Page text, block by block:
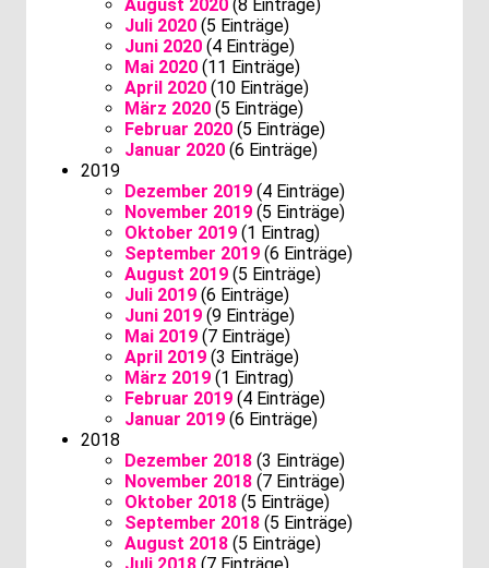
August 2020 (8 Einträge)
Juli 2020 (5 Einträge)
Juni 2020 (4 Einträge)
Mai 2020 (11 Einträge)
April 2020 (10 Einträge)
März 2020 (5 Einträge)
Februar 2020 (5 Einträge)
Januar 2020 (6 Einträge)
2019
Dezember 2019 (4 Einträge)
November 2019 (5 Einträge)
Oktober 2019 (1 Eintrag)
September 2019 (6 Einträge)
August 2019 (5 Einträge)
Juli 2019 (6 Einträge)
Juni 2019 (9 Einträge)
Mai 2019 (7 Einträge)
April 2019 (3 Einträge)
März 2019 (1 Eintrag)
Februar 2019 (4 Einträge)
Januar 2019 (6 Einträge)
2018
Dezember 2018 (3 Einträge)
November 2018 (7 Einträge)
Oktober 2018 (5 Einträge)
September 2018 (5 Einträge)
August 2018 (5 Einträge)